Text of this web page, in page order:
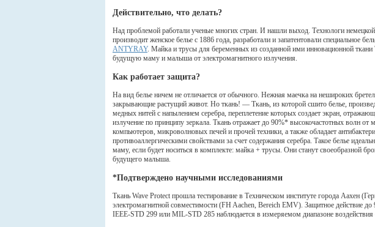
Действительно, что делать?
Над проблемой работали ученые многих стран. И нашли выход. Технологи
производит женское белье с 1886 года, разработали и запатентовали специальное
ANTYRAY. Майка и трусы для беременных из созданной ими инновационной
будущую маму и малыша от электромагнитного излучения.
Как работает защита?
На вид белье ничем не отличается от обычного. Нежная маечка на нешироких
закрывающие растущий живот. Но ткань! — Ткань, из которой сшито белье,
медных нитей с напылением серебра, переплетение которых создает экран,
излучение по принципу зеркала. Ткань отражает до 90%* высокочастотных волн от
компьютеров, микроволновых печей и прочей техники, а также обладает
противоаллергическими свойствами за счет содержания серебра. Такое белье
маму, если будет носиться в комплекте: майка + трусы. Они станут своеобразной
будущего малыша.
*Подтверждено научными исследованиями
Ткань Wave Protect прошла тестирование в Техническом институте города Аахен
электромагнитной совместимости (FH Aachen, Bereich EMV). Защитное действие до
IEEE-STD 299 или MIL-STD 285 наблюдается в измеряемом диапазоне